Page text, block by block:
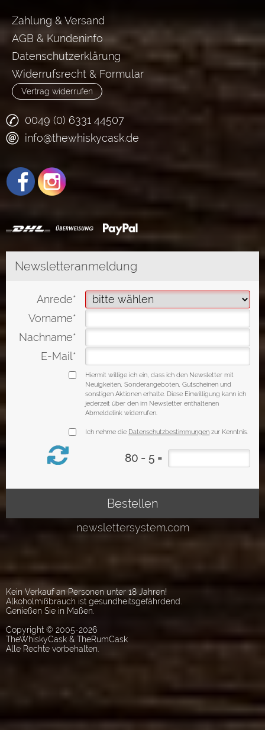
Zahlung & Versand
AGB & Kundeninfo
Datenschutzerklärung
Widerrufsrecht & Formular
Vertrag widerrufen
0049 (0) 6331 44507
info@thewhiskycask.de
Kein Verkauf an Personen unter 18 Jahren!
Alkoholmißbrauch ist gesundheitsgefährdend.
Genießen Sie in Maßen.
Copyright © 2005-2026
TheWhiskyCask & TheRumCask
Alle Rechte vorbehalten.